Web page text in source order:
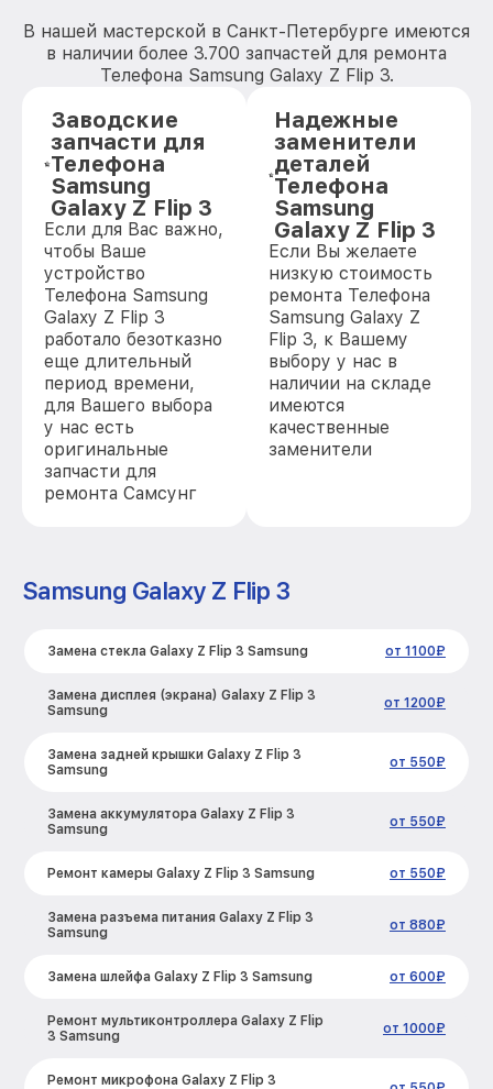
В нашей мастерской в Санкт-Петербурге имеются
в наличии более 3.700 запчастей для ремонта
Телефона Samsung Galaxy Z Flip 3.
Заводские
запчасти для
Телефона
Samsung
Galaxy Z Flip 3
Если для Вас важно,
чтобы Ваше
устройство
Телефона Samsung
Galaxy Z Flip 3
работало безотказно
еще длительный
период времени,
для Вашего выбора
у нас есть
оригинальные
запчасти для
ремонта Самсунг
Надежные
заменители
деталей
Телефона
Samsung
Galaxy Z Flip 3
Если Вы желаете
низкую стоимость
ремонта Телефона
Samsung Galaxy Z
Flip 3, к Вашему
выбору у нас в
наличии на складе
имеются
качественные
заменители
Samsung Galaxy Z Flip 3
Замена стекла Galaxy Z Flip 3 Samsung от 1100₽
Замена дисплея (экрана) Galaxy Z Flip 3
Samsung
от 1200₽
Замена задней крышки Galaxy Z Flip 3
Samsung
от 550₽
Замена аккумулятора Galaxy Z Flip 3
Samsung
от 550₽
Ремонт камеры Galaxy Z Flip 3 Samsung от 550₽
Замена разъема питания Galaxy Z Flip 3
Samsung
от 880₽
Замена шлейфа Galaxy Z Flip 3 Samsung от 600₽
Ремонт мультиконтроллера Galaxy Z Flip
3 Samsung
от 1000₽
Ремонт микрофона Galaxy Z Flip 3